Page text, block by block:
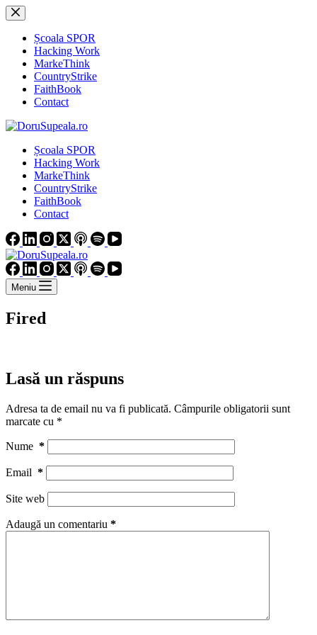
Sari
la
conținutȘcoala SPOR
Hacking Work
MarkeThink
CountryStrike
FaithBook
Contact
Școala SPOR
Hacking Work
MarkeThink
CountryStrike
FaithBook
Contact
Meniu
Fired
Lasă un răspuns
Adresa ta de email nu va fi publicată. Câmpurile obligatorii sunt
marcate cu *
Nume *
Email *
Site web
Adaugă un comentariu *